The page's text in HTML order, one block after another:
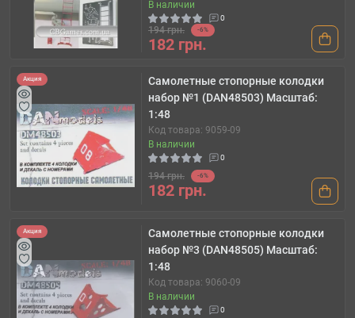
В наличии
0
194 грн. -6%
182 грн.
Акция
Самолетные стопорные колодки
набор №1 (DAN48503) Масштаб:
1:48
Код товара: 9059-09
В наличии
0
194 грн. -6%
182 грн.
Акция
Самолетные стопорные колодки
набор №3 (DAN48505) Масштаб:
1:48
Код товара: 9060-09
В наличии
0